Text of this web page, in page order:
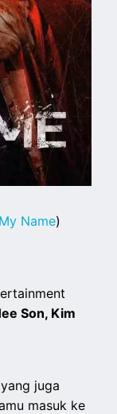
Name)
Son, Kim
yang juga
masuk ke